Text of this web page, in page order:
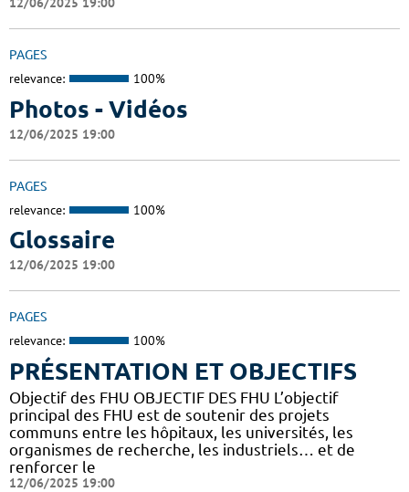
PAGES
relevance: 100%
Photos - Vidéos
12/06/2025 19:00
PAGES
relevance: 100%
Glossaire
12/06/2025 19:00
PAGES
relevance: 100%
PRÉSENTATION ET OBJECTIFS
Objectif des FHU OBJECTIF DES FHU L’objectif
principal des FHU est de soutenir des projets
communs entre les hôpitaux, les universités, les
organismes de recherche, les industriels… et de
renforcer le
12/06/2025 19:00